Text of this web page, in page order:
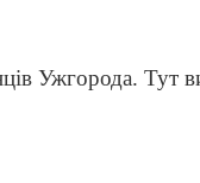
Ужгорода. Тут ви